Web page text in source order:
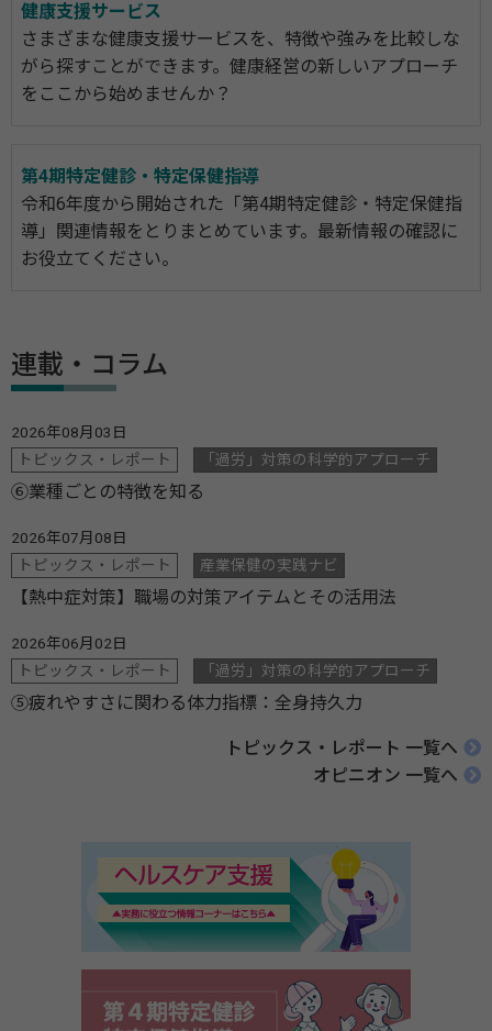
健康支援サービス
さまざまな健康支援サービスを、特徴や強みを比較しな
がら探すことができます。健康経営の新しいアプローチ
をここから始めませんか？
第4期特定健診・特定保健指導
令和6年度から開始された「第4期特定健診・特定保健指
導」関連情報をとりまとめています。最新情報の確認に
お役立てください。
連載・コラム
2026年08月03日
トピックス・レポート
「過労」対策の科学的アプローチ
⑥業種ごとの特徴を知る
2026年07月08日
トピックス・レポート
産業保健の実践ナビ
【熱中症対策】職場の対策アイテムとその活用法
2026年06月02日
トピックス・レポート
「過労」対策の科学的アプローチ
⑤疲れやすさに関わる体力指標：全身持久力
トピックス・レポート 一覧へ
オピニオン 一覧へ